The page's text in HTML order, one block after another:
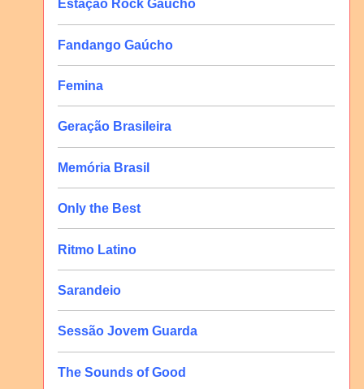
Estação Rock Gaúcho
Fandango Gaúcho
Femina
Geração Brasileira
Memória Brasil
Only the Best
Ritmo Latino
Sarandeio
Sessão Jovem Guarda
The Sounds of Good